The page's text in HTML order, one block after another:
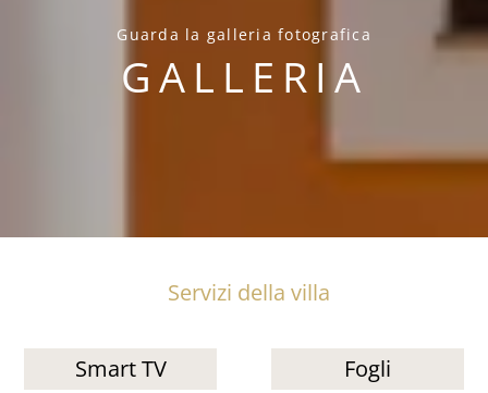
Guarda la galleria fotografica
GALLERIA
Servizi della villa
Smart TV
Fogli